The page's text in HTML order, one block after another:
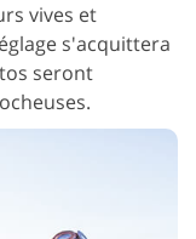
vives et
s'acquittera
seront